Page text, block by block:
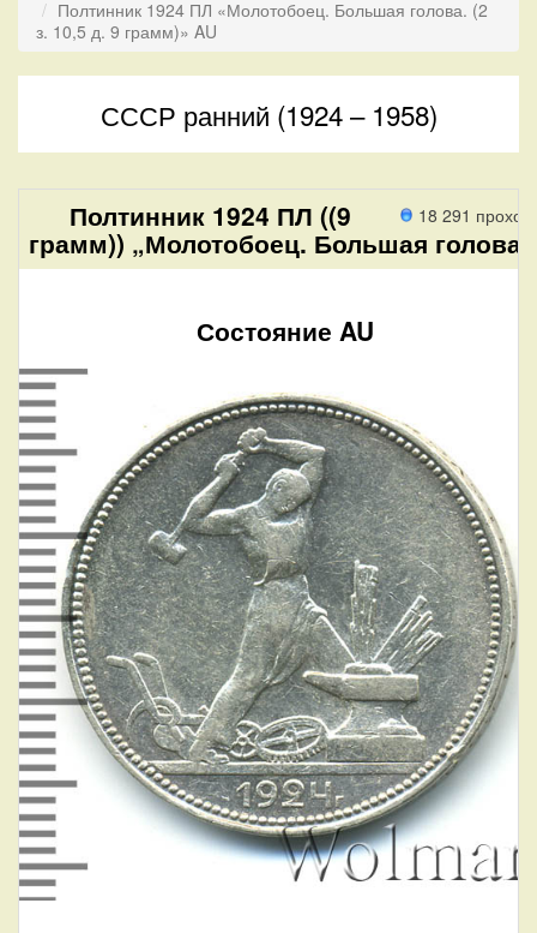
Полтинник 1924 ПЛ «Молотобоец. Большая голова. (2
з. 10,5 д. 9 грамм)» AU
СССР ранний (1924 – 1958)
18 291
Полтинник 1924 ПЛ ((9
грамм)) „Молотобоец. Большая
Состояние AU